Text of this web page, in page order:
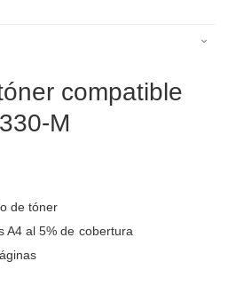
compatible
M
de tóner
A4 al 5% de cobertura